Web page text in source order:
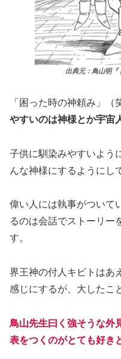
出典元：鳥山明『
「困った時の神頼み」（
やすいのは神様とか宇宙
子供に馴染みやすいよう
んな神様にするようにし
偉い人には執事がついて
るのは会話でストーリー
す。
界王神の付人キビトはあ
感じにするが、大したこ
鳥山先生曰く強そうな外
表をつくのがとても好き